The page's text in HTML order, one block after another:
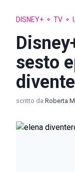
DISNEY+ TV
sesto
scritto da Roberta